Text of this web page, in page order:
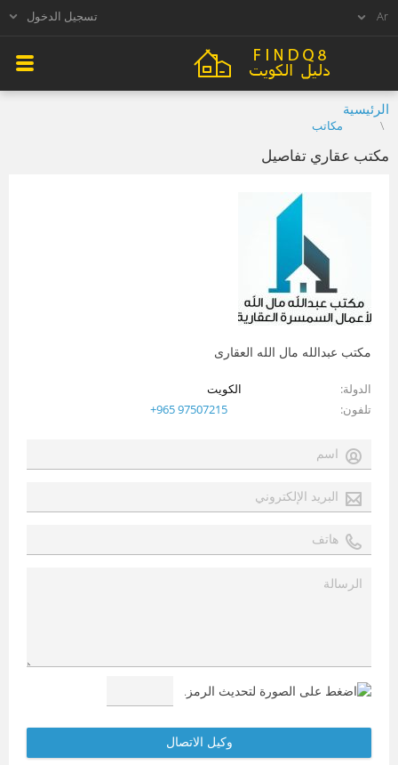
تسجيل الدخول
الرئيسية
مكاتب
مكتب عقاري تفاصيل
مكتب عبدالله مال الله العقارى
الدولة
الكويت
تلفون
+965 97507215